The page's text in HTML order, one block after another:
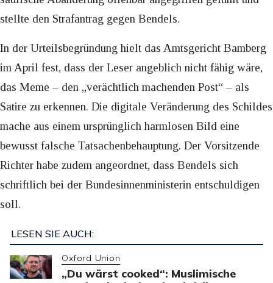
stellte den Strafantrag gegen Bendels.
In der Urteilsbegründung hielt das Amtsgericht Bamberg
im April fest, dass der Leser angeblich nicht fähig wäre,
das Meme – den „verächtlich machenden Post“ – als
Satire zu erkennen. Die digitale Veränderung des Schildes
mache aus einem ursprünglich harmlosen Bild eine
bewusst falsche Tatsachenbehauptung. Der Vorsitzende
Richter habe zudem angeordnet, dass Bendels sich
schriftlich bei der Bundesinnenministerin entschuldigen
soll.
LESEN SIE AUCH:
Oxford Union
„Du wärst cooked“: Muslimische